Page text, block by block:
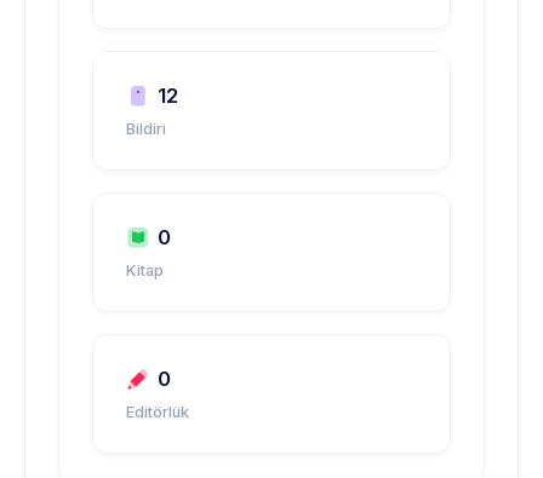
12
Bildiri
0
Kitap
0
Editörlük